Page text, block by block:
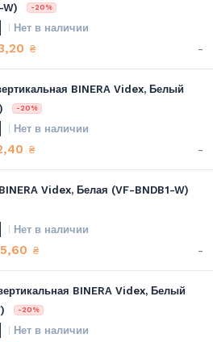
W)
-20%
Нет в наличии
₴ -
BINERA Videx, Белый
-20%
Нет в наличии
₴ -
Videx, Белая (VF-BNDB1-W)
Нет в наличии
₴ -
BINERA Videx, Белый
-20%
Нет в наличии